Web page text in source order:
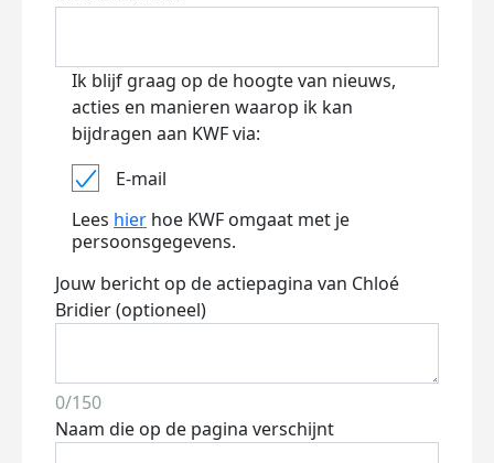
Ik blijf graag op de hoogte van nieuws,
acties en manieren waarop ik kan
bijdragen aan KWF via:
E-mail
Lees hier hoe KWF omgaat met je
persoonsgegevens.
Jouw bericht op de actiepagina van Chloé
Bridier (optioneel)
0/150
Naam die op de pagina verschijnt